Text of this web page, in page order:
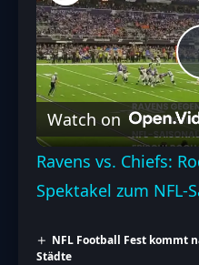
Watch on
Ravens vs. Chiefs:
Spektakel zum NFL-
NFL Football Fest kommt
Städte